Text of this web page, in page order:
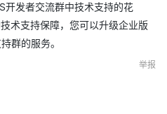
发者交流群中技术支持的花
术支持保障，您可以升级企业版
群的服务。
举报